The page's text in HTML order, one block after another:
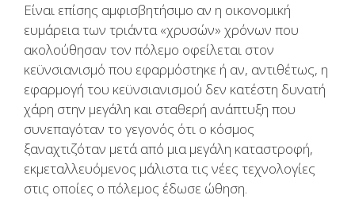
Είναι επίσης αμφισβητήσιμο αν η οικονομική
ευμάρεια των τριάντα «χρυσών» χρόνων που
ακολούθησαν τον πόλεμο οφείλεται στον
κεϋνσιανισμό που εφαρμόστηκε ή αν, αντιθέτως, η
εφαρμογή του κεϋνσιανισμού δεν κατέστη δυνατή
χάρη στην μεγάλη και σταθερή ανάπτυξη που
συνεπαγόταν το γεγονός ότι ο κόσμος
ξαναχτιζόταν μετά από μια μεγάλη καταστροφή,
εκμεταλλευόμενος μάλιστα τις νέες τεχνολογίες
στις οποίες ο πόλεμος έδωσε ώθηση.